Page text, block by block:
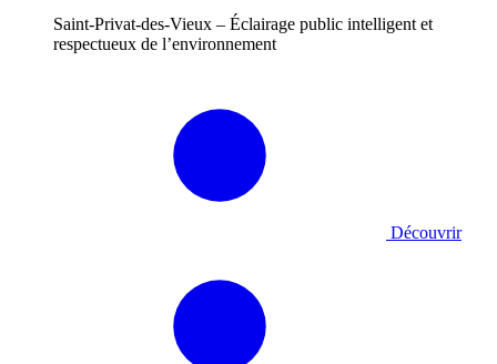
Saint-Privat-des-Vieux – Éclairage public intelligent et
respectueux de l’environnement
Découvrir